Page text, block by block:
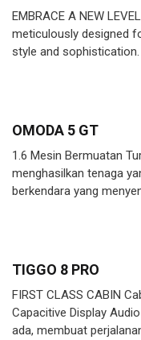
EMBRACE A NEW
meticulously designed
style and sophistication.
OMODA 5 GT
1.6 Mesin Bermuatan
menghasilkan tenaga
berkendara yang
TIGGO 8 PRO
FIRST CLASS CABIN
Capacitive Display
ada, membuat